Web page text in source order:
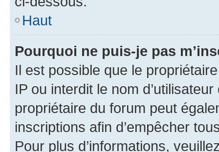
Haut
Pourquoi ne puis-je pas
Il est possible que le
IP ou interdit le nom
propriétaire du forum peut
inscriptions afin d’empêcher
Pour plus d’informations,